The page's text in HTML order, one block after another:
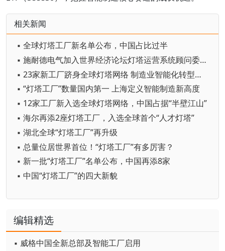
相关新闻
▪ 全球灯塔工厂新名单公布，中国占比过半
▪ 施耐德电气加入世界经济论坛灯塔运营系统顾问委员会，共推开源制造蓝图
▪ 23家新工厂跻身全球灯塔网络 制造业智能化转型加速
▪ “灯塔工厂”数量国内第一 上海定义智能制造新高度
▪ 12家工厂新入选全球灯塔网络，中国占据“半壁江山”
▪ 海尔再添2座灯塔工厂，入选全球首个“人才灯塔”
▪ 湖北全球“灯塔工厂”再升级
▪ 总量位居世界首位！“灯塔工厂”有多厉害？
▪ 新一批“灯塔工厂”名单公布，中国再添8家
▪ 中国“灯塔工厂”的四大新貌
编辑精选
▪ 威格中国全新总部及智能工厂启用